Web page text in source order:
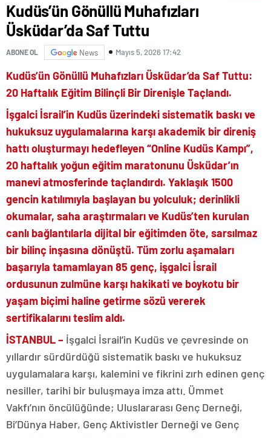
Kudüs’ün Gönüllü Muhafızları
Üsküdar’da Saf Tuttu
ABONE OL News Mayıs 5, 2026 17:42
Kudüs’ün Gönüllü Muhafızları Üsküdar’da Saf Tuttu:
20 Haftalık Eğitim Bilinçli Bir Direnişle Taçlandı.
İşgalci İsrail’in Kudüs üzerindeki sistematik baskı ve
hukuksuz uygulamalarına karşı akademik bir direniş
hattı oluşturmayı hedefleyen “Online Kudüs Kampı”,
20 haftalık yoğun eğitim maratonunu Üsküdar’ın
manevi atmosferinde taçlandırdı. Yaklaşık 1500
gencin katılımıyla başlayan bu yolculuk; derinlikli
okumalar, saha araştırmaları ve Kudüs’ten kurulan
canlı bağlantılarla dijital bir eğitimden öte, sarsılmaz
bir bilinç inşasına dönüştü. Tüm zorlu aşamaları
başarıyla tamamlayan 85 genç, işgalci İsrail
ordusunun zulmüne karşı hakikati ve boykotu bir
yaşam biçimi haline getirme sözü vererek
sertifikalarını teslim aldı.
İSTANBUL – İşgalci İsrail’in Kudüs ve çevresinde on
yıllardır sürdürdüğü sistematik baskı ve hukuksuz
uygulamalara karşı, kalemini ve fikrini zırh edinen genç
nesiller, tarihi bir buluşmaya imza attı. Ümmet
Vakfı’nın öncülüğünde; Uluslararası Genç Derneği,
Bi’Dünya Haber, Genç Aktivistler Derneği ve Genç